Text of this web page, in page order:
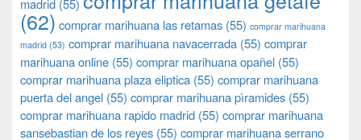
madrid (55)
(62) comprar marihuana las retamas (55) comprar marihuana
madrid (53) comprar marihuana navacerrada (55) comprar
marihuana online (55) comprar marihuana opañel (55)
comprar marihuana plaza eliptica (55) comprar marihuana
puerta del angel (55) comprar marihuana pìramides (55)
comprar marihuana rapido madrid (55) comprar marihuana
sansebastian de los reyes (55) comprar marihuana serrano